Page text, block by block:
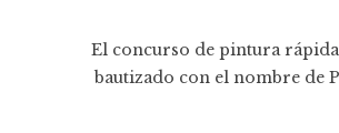
El concurso de pintura
bautizado con el nombre de